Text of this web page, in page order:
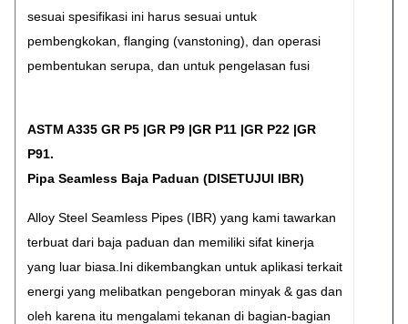
sesuai spesifikasi ini harus sesuai untuk
pembengkokan, flanging (vanstoning), dan operasi
pembentukan serupa, dan untuk pengelasan fusi
ASTM A335 GR P5 |GR P9 |GR P11 |GR P22 |GR
P91.
Pipa Seamless Baja Paduan (DISETUJUI IBR)
Alloy Steel Seamless Pipes (IBR) yang kami tawarkan
terbuat dari baja paduan dan memiliki sifat kinerja
yang luar biasa.Ini dikembangkan untuk aplikasi terkait
energi yang melibatkan pengeboran minyak & gas dan
oleh karena itu mengalami tekanan di bagian-bagian